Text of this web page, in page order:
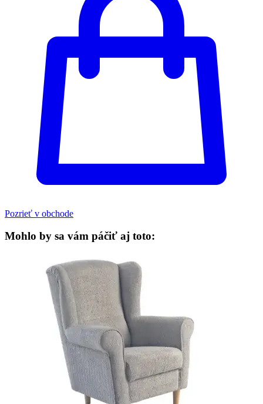
Pozrieť v obchode
Mohlo by sa vám páčiť aj toto: